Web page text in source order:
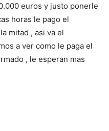
euros y justo ponerle
horas le pago el
mitad , asi va el
a ver como le paga el
, le esperan mas